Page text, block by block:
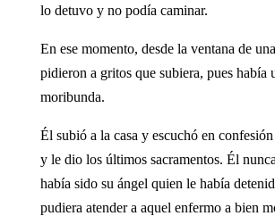
lo detuvo y no podía caminar.
En ese momento, desde la ventana de
pidieron a gritos que subiera, pues había
moribunda.
Él subió a la casa y escuchó en
y le dio los últimos sacramentos. Él
había sido su ángel quien le había
pudiera atender a aquel enfermo a bien